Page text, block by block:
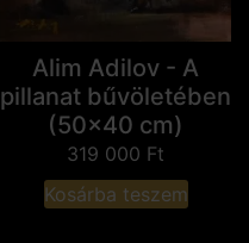
Alim Adilov - A
pillanat bűvöletében
(50x40 cm)
319 000 Ft
Kosárba teszem